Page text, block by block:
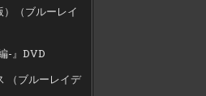
（ブルーレイ
-』DVD
（ブルーレイデ